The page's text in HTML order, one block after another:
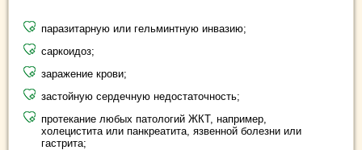
паразитарную или гельминтную инвазию;
саркоидоз;
заражение крови;
застойную сердечную недостаточность;
протекание любых патологий ЖКТ, например,
холецистита или панкреатита, язвенной болезни или
гастрита;